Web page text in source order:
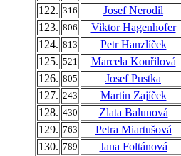
122. 316 Josef Nerodil
123. 806 Viktor Hagenhofer
124. 813 Petr Hanzlíček
125. 521 Marcela Kouřilová
126. 805 Josef Pustka
127. 243 Martin Zajíček
128. 430 Zlata Balunová
129. 763 Petra Miartušová
130. 789 Jana Foltánová